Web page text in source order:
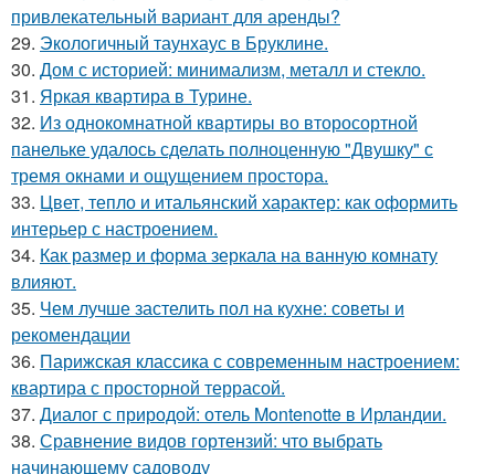
привлекательный вариант для аренды?
29. Экологичный таунхаус в Бруклине.
30. Дом с историей: минимализм, металл и стекло.
31. Яркая квартира в Турине.
32. Из однокомнатной квартиры во второсортной
панельке удалось сделать полноценную "Двушку" с
тремя окнами и ощущением простора.
33. Цвет, тепло и итальянский характер: как оформить
интерьер с настроением.
34. Как размер и форма зеркала на ванную комнату
влияют.
35. Чем лучше застелить пол на кухне: советы и
рекомендации
36. Парижская классика с современным настроением:
квартира с просторной террасой.
37. Диалог с природой: отель Montenotte в Ирландии.
38. Сравнение видов гортензий: что выбрать
начинающему садоводу